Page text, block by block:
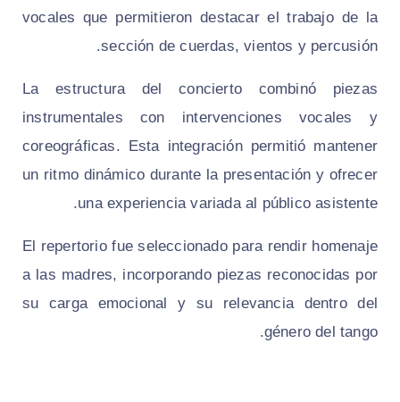
vocales que permitieron destacar el trabajo de la
sección de cuerdas, vientos y percusión.
La estructura del concierto combinó piezas
instrumentales con intervenciones vocales y
coreográficas. Esta integración permitió mantener
un ritmo dinámico durante la presentación y ofrecer
una experiencia variada al público asistente.
El repertorio fue seleccionado para rendir homenaje
a las madres, incorporando piezas reconocidas por
su carga emocional y su relevancia dentro del
género del tango.